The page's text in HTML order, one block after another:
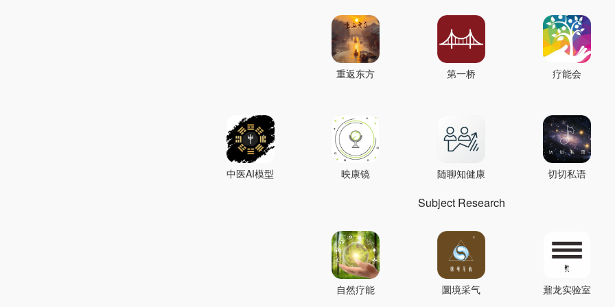
重返东方 第一桥 疗能会
中医AI模型 映康镜 随聊知健康 切切私语
Subject Research
自然疗能 圜境采气 鼐龙实验室